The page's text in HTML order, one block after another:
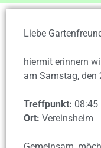
Liebe
hiermit erinnern
am Samstag, den
Treffpunkt: 08:45
Ort: Vereinsheim